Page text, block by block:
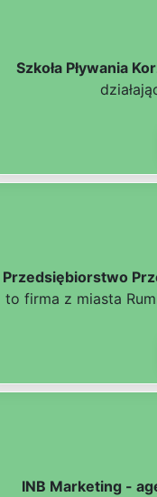
Szkoła Pływania
Przedsiębiorstwo
to firma z miasta
INB Marketing -